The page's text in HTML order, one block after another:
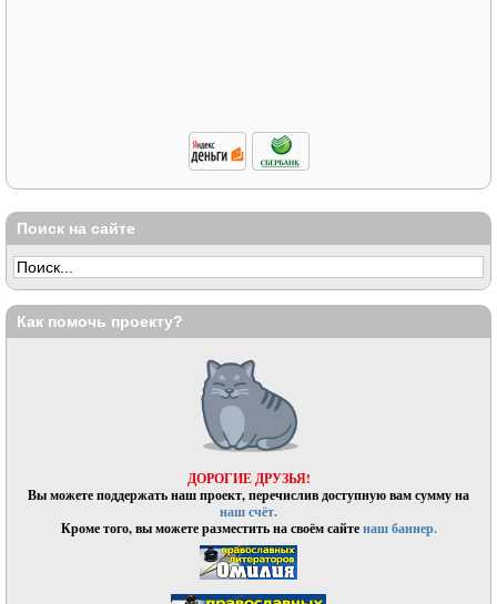
Поиск на сайте
Как помочь проекту?
ДОРОГИЕ ДРУЗЬЯ!
Вы можете поддержать наш проект, перечислив доступную вам сумму на
наш счёт.
Кроме того, вы можете разместить на своём сайтенаш баннер.